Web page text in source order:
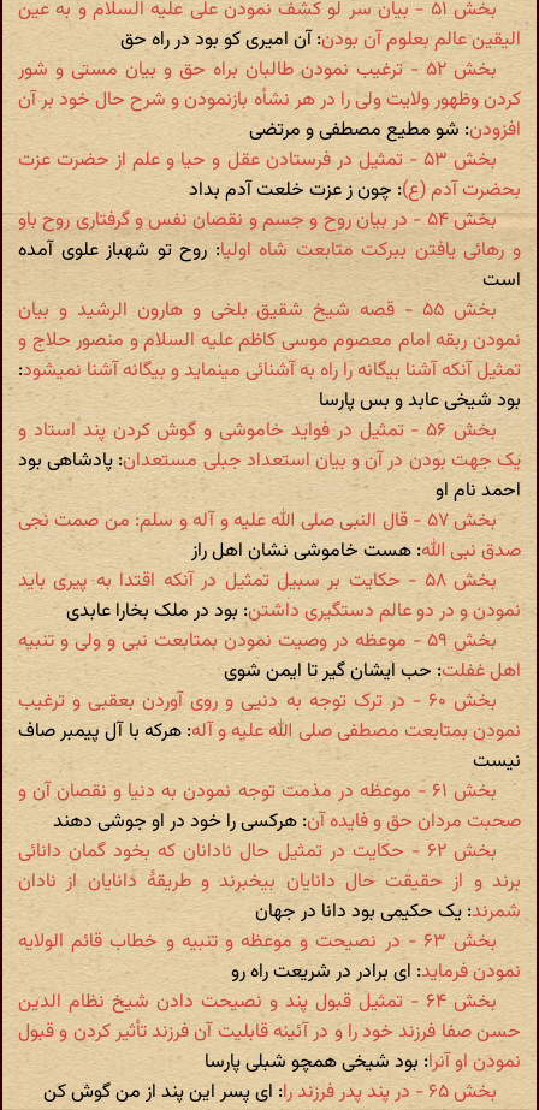
بخش ۵۱ - بیان سر لو کشف نمودن علی علیه السلام و به عین
الیقین عالم بعلوم آن بودن: آن امیری کو بود در راه حق
بخش ۵۲ - ترغیب نمودن طالبان براه حق و بیان مستی و شور
کردن وظهور ولایت ولی را در هر نشأه بازنمودن و شرح حال خود بر آن
افزودن: شو مطیع مصطفی و مرتضی
بخش ۵۳ - تمثیل در فرستادن عقل و حیا و علم از حضرت عزت
بحضرت آدم (ع): چون ز عزت خلعت آدم بداد
بخش ۵۴ - در بیان روح و جسم و نقصان نفس و گرفتاری روح باو
و رهائی یافتن ببرکت متابعت شاه اولیا: روح تو شهباز علوی آمده
است
بخش ۵۵ - قصه شیخ شقیق بلخی و هارون الرشید و بیان
نمودن ربقه امام معصوم موسی کاظم علیه السلام و منصور حلاج و
تمثیل آنکه آشنا بیگانه را راه به آشنائی می‬نماید و بیگانه آشنا نمی‬شود:
بود شیخی عابد و بس پارسا
بخش ۵۶ - تمثیل در فواید خاموشی و گوش کردن پند استاد و
یک جهت بودن در آن و بیان استعداد جبلی مستعدان: پادشاهی بود
احمد نام او
بخش ۵۷ - قال النبی صلی الله علیه و آله و سلم: من صمت نجی
صدق نبی الله: هست خاموشی نشان اهل راز
بخش ۵۸ - حکایت بر سبیل تمثیل در آنکه اقتدا به پیری باید
نمودن و در دو عالم دستگیری داشتن: بود در ملک بخارا عابدی
بخش ۵۹ - موعظه در وصیت نمودن بمتابعت نبی و ولی و تنبیه
اهل غفلت: حب ایشان گیر تا ایمن شوی
بخش ۶۰ - در ترک توجه به دنیی و روی آوردن بعقبی و ترغیب
نمودن بمتابعت مصطفی صلی الله علیه و آله: هرکه با آل پیمبر صاف
نیست
بخش ۶۱ - موعظه در مذمت توجه نمودن به دنیا و نقصان آن و
صحبت مردان حق و فایده آن: هرکسی را خود در او جوشی دهند
بخش ۶۲ - حکایت در تمثیل حال نادانان که بخود گمان دانائی
برند و از حقیقت حال دانایان بیخبرند و طریقۀ دانایان از نادان
شمرند: یک حکیمی بود دانا در جهان
بخش ۶۳ - در نصیحت و موعظه و تنبیه و خطاب قائم الولایه
نمودن فرماید: ای برادر در شریعت راه رو
بخش ۶۴ - تمثیل قبول پند و نصیحت دادن شیخ نظام الدین
حسن صفا فرزند خود را و در آئینه قابلیت آن فرزند تأثیر کردن و قبول
نمودن او آنرا: بود شیخی همچو شبلی پارسا
بخش ۶۵ - در پند پدر فرزند را
: ای پسر این پند از من گوش کن